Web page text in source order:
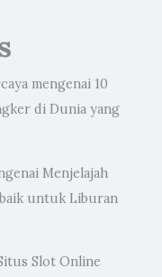
mengenai 10
di Dunia yang
Menjelajah
untuk Liburan
Slot Online